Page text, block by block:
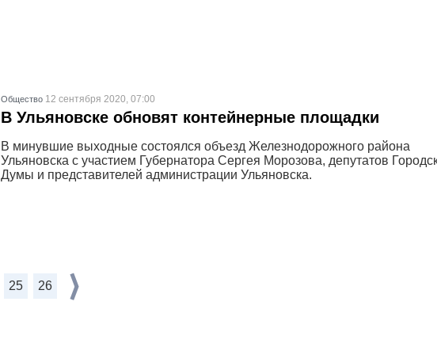
Общество 12 сентября 2020, 07:00
В Ульяновске обновят контейнерные площадки
В минувшие выходные состоялся объезд Железнодорожного района
Ульяновска с участием Губернатора Сергея Морозова, депутатов
Думы и представителей администрации Ульяновска.
25 26